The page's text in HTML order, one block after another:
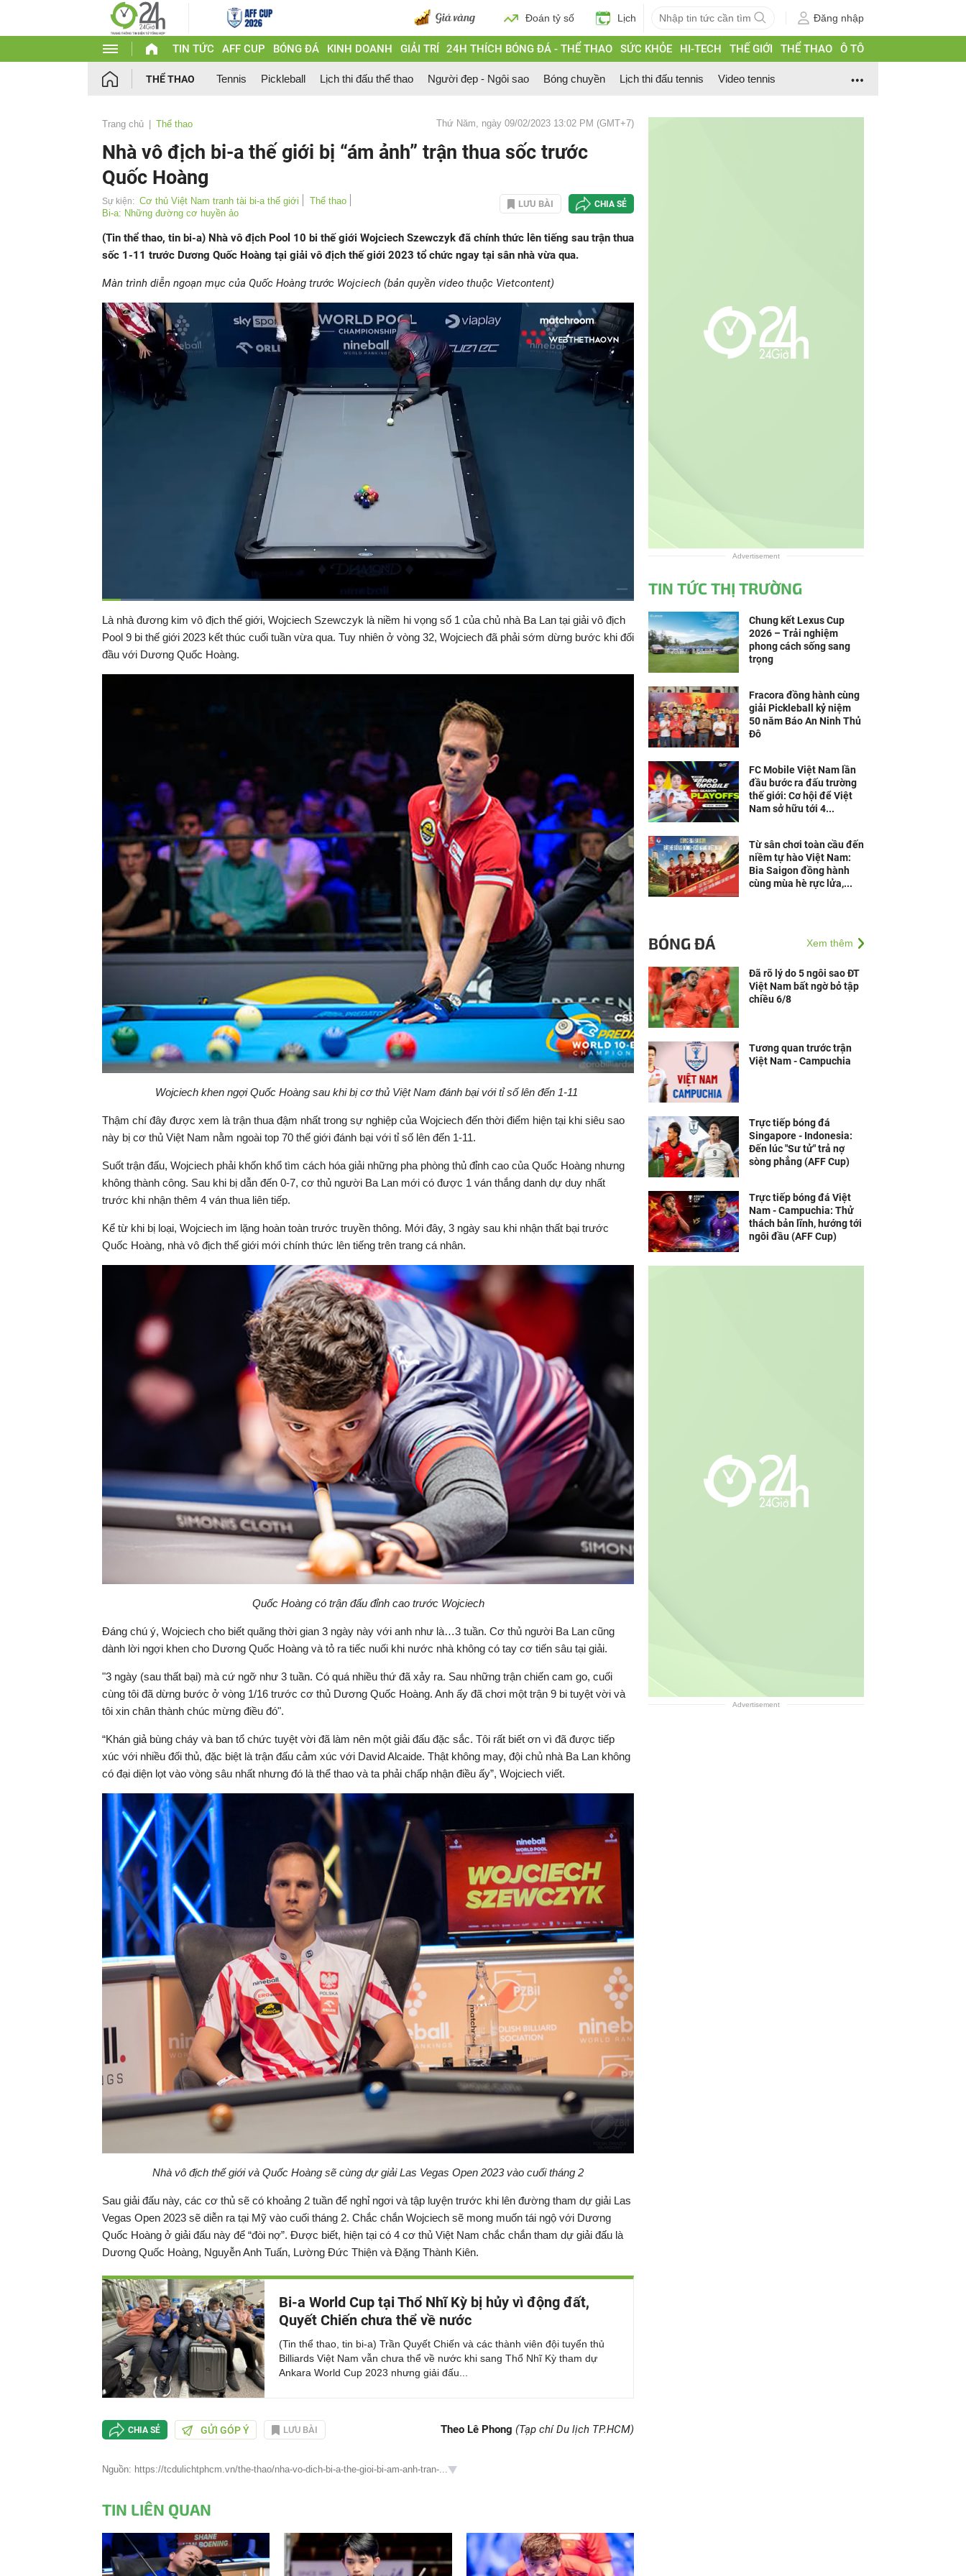
Đoán tỷ số Lịch Đăng nhập
TIN TỨC AFF CUP BÓNG ĐÁ KINH DOANH GIẢI TRÍ 24H THÍCH BÓNG ĐÁ - THỂ THAO SỨC KHỎE HI-TECH THẾ GIỚI THỂ THAO Ô TÔ
THỂ THAO Tennis Pickleball Lịch thi đấu thể thao Người đẹp - Ngôi sao Bóng chuyền Lịch thi đấu tennis Video tennis
Trang chủ Thể thao Thứ Năm, ngày 09/02/2023 13:02 PM (GMT+7)
Nhà vô địch bi-a thế giới bị “ám ảnh” trận thua sốc trước
Quốc Hoàng
Sự kiện: Cơ thủ Việt Nam tranh tài bi-a thế giới
Thể thao
Bi-a: Những đường cơ huyền ảo
LƯU BÀI CHIA SẺ
(Tin thể thao, tin bi-a) Nhà vô địch Pool 10 bi thế giới Wojciech Szewczyk đã chính thức lên tiếng sau trận thua
sốc 1-11 trước Dương Quốc Hoàng tại giải vô địch thế giới 2023 tổ chức ngay tại sân nhà vừa qua.
Màn trình diễn ngoạn mục của Quốc Hoàng trước Wojciech (bản quyền video thuộc Vietcontent)
Backward
Tạm
dừng
Forward
Thời
hiện
tại
0:17 / Duration
7:41
Đã
tải
:
9.68%
Toàn
màn
hình
Bật
âm
thanh
Backward
Là nhà đương kim vô địch thế giới, Wojciech Szewczyk là niềm hi vọng số 1 của chủ nhà Ba Lan tại giải vô địch
Pool 9 bi thế giới 2023 kết thúc cuối tuần vừa qua. Tuy nhiên ở vòng 32, Wojciech đã phải sớm dừng bước khi đối
đầu với Dương Quốc Hoàng.
Wojciech khen ngợi Quốc Hoàng sau khi bị cơ thủ Việt Nam đánh bại với tỉ số lên đến 1-11
Thậm chí đây được xem là trận thua đậm nhất trong sự nghiệp của Wojciech đến thời điểm hiện tại khi siêu sao
này bị cơ thủ Việt Nam nằm ngoài top 70 thế giới đánh bại với tỉ số lên đến 1-11.
Suốt trận đấu, Wojciech phải khốn khổ tìm cách hóa giải những pha phòng thủ đỉnh cao của Quốc Hoàng nhưng
không thành công. Sau khi bị dẫn đến 0-7, cơ thủ người Ba Lan mới có được 1 ván thắng danh dự duy nhất
trước khi nhận thêm 4 ván thua liên tiếp.
Kể từ khi bị loại, Wojciech im lặng hoàn toàn trước truyền thông. Mới đây, 3 ngày sau khi nhận thất bại trước
Quốc Hoàng, nhà vô địch thế giới mới chính thức lên tiếng trên trang cá nhân.
Quốc Hoàng có trận đấu đỉnh cao trước Wojciech
Đáng chú ý, Wojciech cho biết quãng thời gian 3 ngày này với anh như là…3 tuần. Cơ thủ người Ba Lan cũng
dành lời ngợi khen cho Dương Quốc Hoàng và tỏ ra tiếc nuối khi nước nhà không có tay cơ tiến sâu tại giải.
"3 ngày (sau thất bại) mà cứ ngỡ như 3 tuần. Có quá nhiều thứ đã xảy ra. Sau những trận chiến cam go, cuối
cùng tôi đã dừng bước ở vòng 1/16 trước cơ thủ Dương Quốc Hoàng. Anh ấy đã chơi một trận 9 bi tuyệt vời và
tôi xin chân thành chúc mừng điều đó".
“Khán giả bùng cháy và ban tổ chức tuyệt vời đã làm nên một giải đấu đặc sắc. Tôi rất biết ơn vì đã được tiếp
xúc với nhiều đối thủ, đặc biệt là trận đấu cảm xúc với David Alcaide. Thật không may, đội chủ nhà Ba Lan không
có đại diện lọt vào vòng sâu nhất nhưng đó là thể thao và ta phải chấp nhận điều ấy”, Wojciech viết.
Nhà vô địch thế giới và Quốc Hoàng sẽ cùng dự giải Las Vegas Open 2023 vào cuối tháng 2
Sau giải đấu này, các cơ thủ sẽ có khoảng 2 tuần để nghỉ ngơi và tập luyện trước khi lên đường tham dự giải Las
Vegas Open 2023 sẽ diễn ra tại Mỹ vào cuối tháng 2. Chắc chắn Wojciech sẽ mong muốn tái ngộ với Dương
Quốc Hoàng ở giải đấu này để “đòi nợ”. Được biết, hiện tại có 4 cơ thủ Việt Nam chắc chắn tham dự giải đấu là
Dương Quốc Hoàng, Nguyễn Anh Tuấn, Lường Đức Thiện và Đặng Thành Kiên.
Bi-a World Cup tại Thổ Nhĩ Kỳ bị hủy vì động đất,
Quyết Chiến chưa thể về nước
(Tin thể thao, tin bi-a) Trần Quyết Chiến và các thành viên đội tuyển thủ
Billiards Việt Nam vẫn chưa thể về nước khi sang Thổ Nhĩ Kỳ tham dự
Ankara World Cup 2023 nhưng giải đấu...
CHIA SẺ GỬI GÓP Ý LƯU BÀI Theo Lê Phong (Tạp chí Du lịch TP.HCM)
Nguồn: https://tcdulichtphcm.vn/the-thao/nha-vo-dich-bi-a-the-gioi-bi-am-anh-tran-...
TIN LIÊN QUAN
Advertisement
TIN TỨC THỊ TRƯỜNG
Chung kết Lexus Cup
2026 – Trải nghiệm
phong cách sống sang
trọng
Fracora đồng hành cùng
giải Pickleball kỷ niệm
50 năm Báo An Ninh Thủ
Đô
FC Mobile Việt Nam lần
đầu bước ra đấu trường
thế giới: Cơ hội để Việt
Nam sở hữu tới 4...
Từ sân chơi toàn cầu đến
niềm tự hào Việt Nam:
Bia Saigon đồng hành
cùng mùa hè rực lửa,...
BÓNG ĐÁ Xem thêm
Đã rõ lý do 5 ngôi sao ĐT
Việt Nam bất ngờ bỏ tập
chiều 6/8
Tương quan trước trận
Việt Nam - Campuchia
Trực tiếp bóng đá
Singapore - Indonesia:
Đến lúc "Sư tử" trả nợ
sòng phẳng (AFF Cup)
Trực tiếp bóng đá Việt
Nam - Campuchia: Thử
thách bản lĩnh, hướng tới
ngôi đầu (AFF Cup)
Advertisement